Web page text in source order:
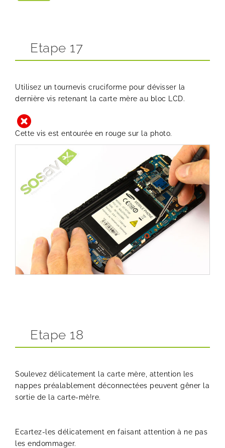
Etape 17
Utilisez un tournevis cruciforme pour dévisser la
dernière vis retenant la carte mère au bloc LCD.
Cette vis est entourée en rouge sur la photo.
Etape 18
Soulevez délicatement la carte mère, attention les
nappes préalablement déconnectées peuvent gêner la
sortie de la carte-mè!re.
Ecartez-les délicatement en faisant attention à ne pas
les endommager.